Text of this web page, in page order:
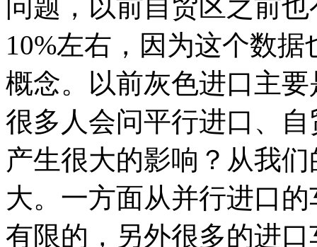
问题，以前自贸区之前
10%左右，因为这个数
概念。以前灰色进口主
很多人会问平行进口、
产生很大的影响？从我
大。一方面从并行进口
有限的，另外很多的进